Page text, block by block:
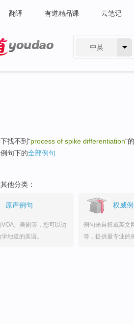
翻译 有道精品课 云笔记
中英
找不到"process of spike differentiation"
句下的全部例句
他分类：
原声例句
、美剧等，您可以边
地道的美语。
权威
例句来自权威英文
等，提供最专业的